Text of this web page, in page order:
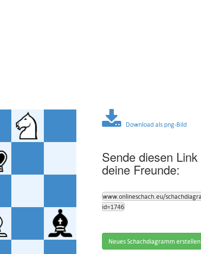
Download als png-Bild
Sende diesen Link
deine Freunde:
www.onlineschach.eu/
id=1746
Neues Schachdiagramm erstellen